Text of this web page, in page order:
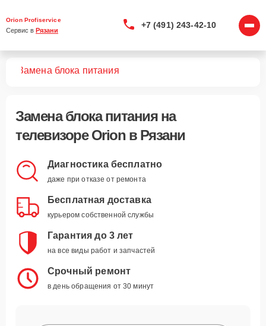
Orion Profiservice
Сервис в Рязани
+7 (491) 243-42-10
Замена блока питания
Замена блока питанияна
телевизоре Orion в Рязани
Диагностика бесплатно
даже при отказе от ремонта
Бесплатная доставка
курьером собственной службы
Гарантия до 3 лет
на все виды работ и запчастей
Срочный ремонт
в день обращения от 30 минут